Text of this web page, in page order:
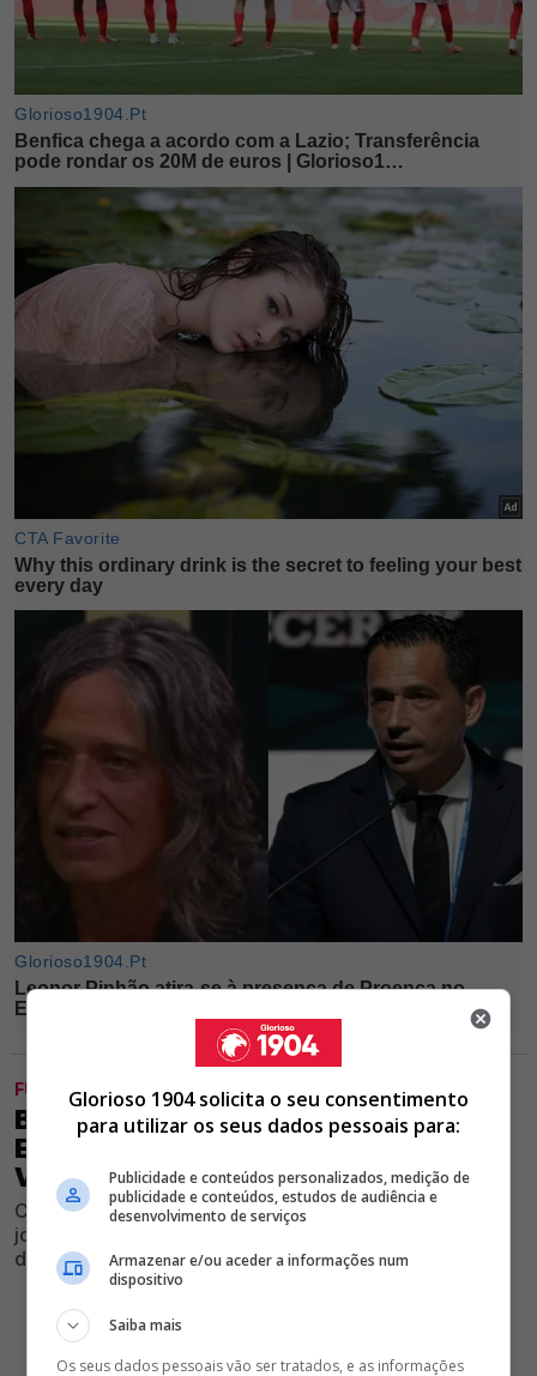
FUTEBOL
BENFICA EMPATA (1-1) CONTRA
EQUIPA DA LIGA 3 E AINDA NÃO
VENCEU
Clube encarnado somou mais um jogo sem triunfar em
jogo de preparação diante de adversário da terceira
divisão nacional, no Seixal
Glorioso 1904 solicita o seu consentimento
para utilizar os seus dados pessoais para:
Publicidade e conteúdos personalizados, medição de
publicidade e conteúdos, estudos de audiência e
desenvolvimento de serviços
Armazenar e/ou aceder a informações num
dispositivo
Saiba mais
Os seus dados pessoais vão ser tratados, e as informações